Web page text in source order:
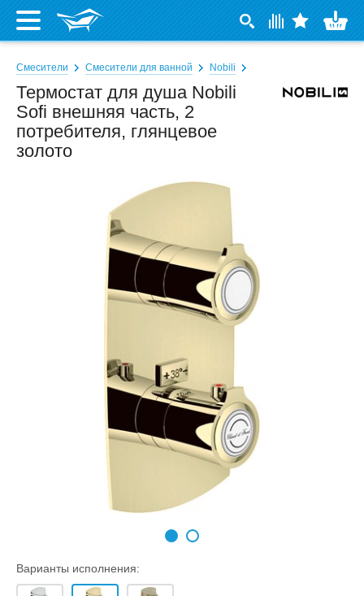
Смесители Смесители для ванной Nobili
Термостат для душа Nobili
Sofi внешняя часть, 2
потребителя, глянцевое
золото
Варианты исполнения: